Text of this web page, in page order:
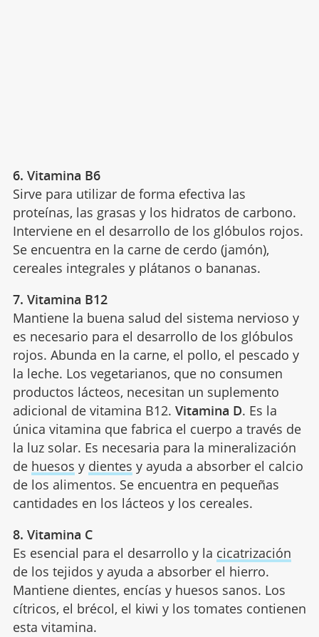
6. Vitamina B6
Sirve para utilizar de forma efectiva las
proteínas, las grasas y los hidratos de carbono.
Interviene en el desarrollo de los glóbulos rojos.
Se encuentra en la carne de cerdo (jamón),
cereales integrales y plátanos o bananas.
7. Vitamina B12
Mantiene la buena salud del sistema nervioso y
es necesario para el desarrollo de los glóbulos
rojos. Abunda en la carne, el pollo, el pescado y
la leche. Los vegetarianos, que no consumen
productos lácteos, necesitan un suplemento
adicional de vitamina B12. Vitamina D. Es la
única vitamina que fabrica el cuerpo a través de
la luz solar. Es necesaria para la mineralización
de huesos y dientes y ayuda a absorber el calcio
de los alimentos. Se encuentra en pequeñas
cantidades en los lácteos y los cereales.
8. Vitamina C
Es esencial para el desarrollo y la cicatrización
de los tejidos y ayuda a absorber el hierro.
Mantiene dientes, encías y huesos sanos. Los
cítricos, el brécol, el kiwi y los tomates contienen
esta vitamina.